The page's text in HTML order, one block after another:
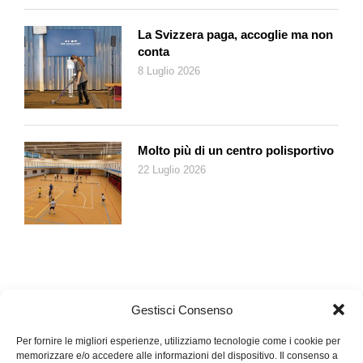
Gestisci Consenso
Per fornire le migliori esperienze, utilizziamo tecnologie come i cookie per
memorizzare e/o accedere alle informazioni del dispositivo. Il consenso a
La Svizzera paga, accoglie ma non
conta
8 Luglio 2026
Molto più di un centro polisportivo
22 Luglio 2026